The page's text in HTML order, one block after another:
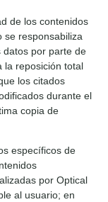
de los contenidos
se responsabiliza
datos por parte de
la reposición total
los citados
durante el
copia de
específicos de
por Optical
al usuario; en